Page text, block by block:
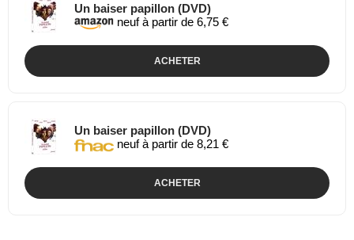
Un baiser papillon (DVD)
neuf à partir de 6,75 €
ACHETER
Un baiser papillon (DVD)
neuf à partir de 8,21 €
ACHETER